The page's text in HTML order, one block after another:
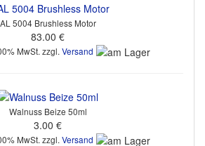
AL 5004 Brushless Motor
83.00 €
MwSt. zzgl. Versand
Walnuss Beize 50ml
3.00 €
MwSt. zzgl. Versand